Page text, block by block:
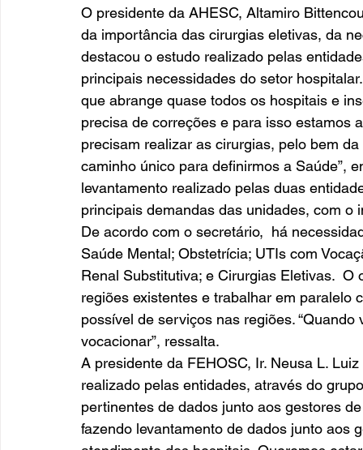
O presidente da AHESC, Altamiro
da importância das cirurgias eletivas, da
destacou o estudo realizado pelas
principais necessidades do setor
que abrange quase todos os hospitais e
precisa de correções e para isso estamos
precisam realizar as cirurgias, pelo bem
caminho único para definirmos a Saúde”,
levantamento realizado pelas duas
principais demandas das unidades, com
De acordo com o secretário,  há
Saúde Mental; Obstetrícia; UTIs com
Renal Substitutiva; e Cirurgias Eletivas.
regiões existentes e trabalhar em
possível de serviços nas regiões.
vocacionar”, ressalta.
A presidente da FEHOSC, Ir. Neusa L.
realizado pelas entidades, através do
pertinentes de dados junto aos gestores
fazendo levantamento de dados junto aos